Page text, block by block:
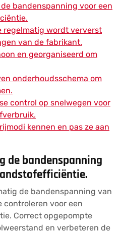
bandenspanning voor een
regelmatig wordt ververst
van de fabrikant.
en georganiseerd om
onderhoudsschema om
control op snelwegen voor
kennen en pas ze aan
de bandenspanning
de bandenspanning van
controleren voor een
Correct opgepompte
en verbeteren de